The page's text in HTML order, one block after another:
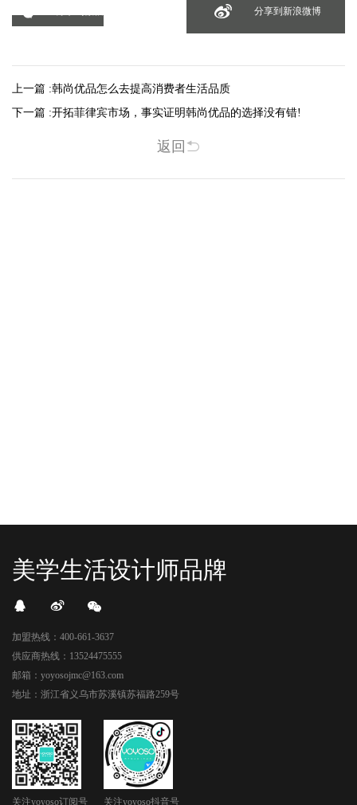
分享到新浪微博
上一篇 :韩尚优品怎么去提高消费者生活品质
下一篇 :开拓菲律宾市场，事实证明韩尚优品的选择没有错!
返回
美学生活设计师品牌
加盟热线：400-661-3637
供应商热线：13524475555
邮箱：yoyosojmc@163.com
地址：浙江省义乌市苏溪镇苏福路259号
关注yoyoso订阅号 关注yoyoso抖音号